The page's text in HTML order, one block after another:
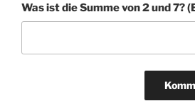
Was ist die Summe von 2 und 7?